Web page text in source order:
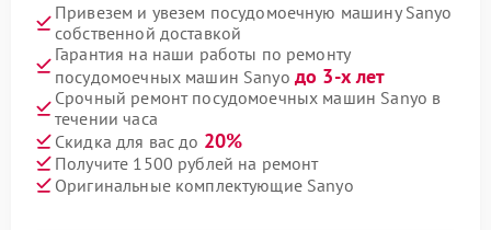
Привезем и увезем посудомоечную машину Sanyo
собственной доставкой
Гарантия на наши работы по ремонту
посудомоечных машин Sanyo до 3-х лет
Срочный ремонт посудомоечных машин Sanyo в
течении часа
Скидка для вас до 20%
Получите 1500 рублей на ремонт
Оригинальные комплектующие Sanyo